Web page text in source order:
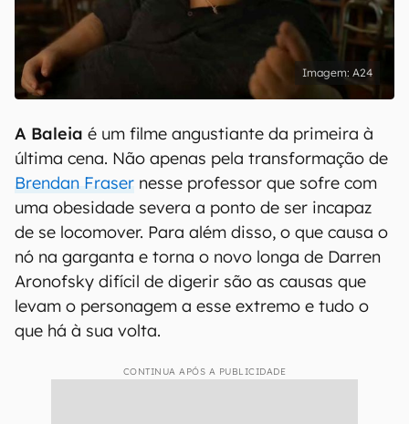
A24
A Baleia é um filme angustiante da primeira à
última cena. Não apenas pela transformação de
Brendan Fraser nesse professor que sofre com
uma obesidade severa a ponto de ser incapaz
de se locomover. Para além disso, o que causa o
nó na garganta e torna o novo longa de Darren
Aronofsky difícil de digerir são as causas que
levam o personagem a esse extremo e tudo o
que há à sua volta.
CONTINUA APÓS A PUBLICIDADE